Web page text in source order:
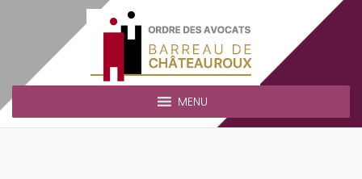
MENU